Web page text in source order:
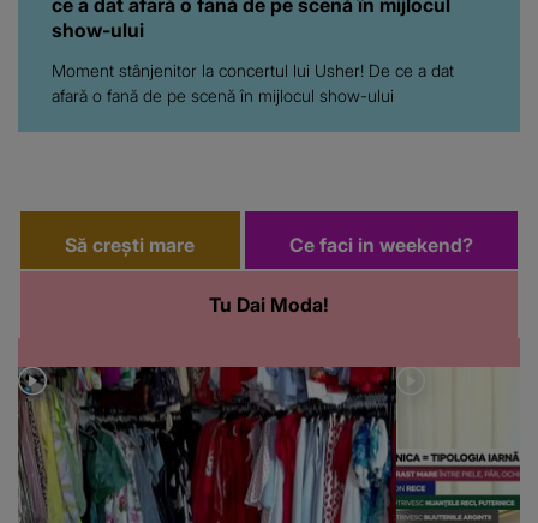
show-ului
Moment stânjenitor la concertul lui Usher! De ce a dat
afară o fană de pe scenă în mijlocul show-ului
Să crești mare
Tu Dai Moda!
Ce faci in weekend?